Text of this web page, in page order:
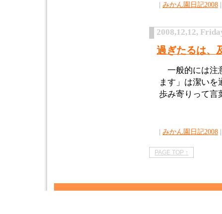
| みかん園日記2008
2008,12,12,
過ぎたるは、
一般的には注
ます」は潔いを
歩み寄りって言
| みかん園日記2008
PAGE TOP ↑